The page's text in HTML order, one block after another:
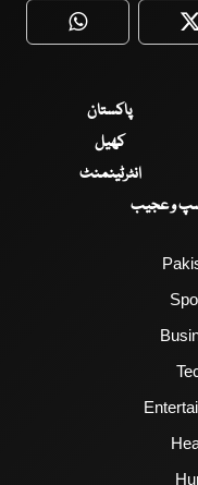
WhatsApp
پاکستان
کھیل
انٹرٹینمنٹ
و عجیب